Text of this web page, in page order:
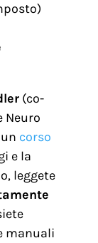
(co-
Neuro
corso
e la
leggete
manuali